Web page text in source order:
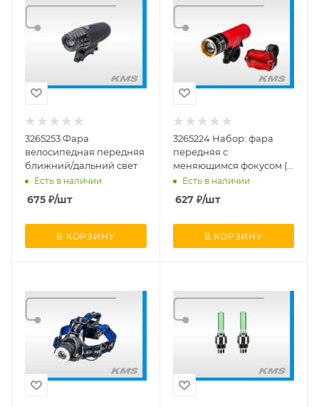
3265253 Фара
велосипедная передняя
ближний/дальний свет
Есть в наличии
675 ₽/шт
В КОРЗИНУ
3265224 Набор: фара
передняя с
меняющимся фокусом (1
яркий диод)+стоп
задний
Есть в наличии
627₽/шт
В КОРЗИНУ